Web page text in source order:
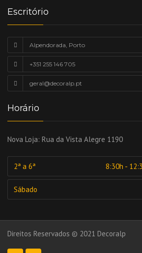
Escritório
Alpendorada, Porto
+351 255 146 705
geral@decoralp.pt
Horário
Nova Loja: Rua da Vista Alegre 1190
2ª a 6ª 8:30h -
Sábado
Direitos Reservados © 2021 Decoralp